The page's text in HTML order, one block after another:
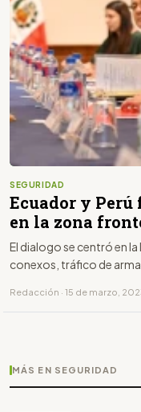
SEGURIDAD
Ecuador y
en la zona
El dialogo se centró en
conexos, tráfico de
Redacción · 15 de marzo,
MÁS EN SEGURIDAD